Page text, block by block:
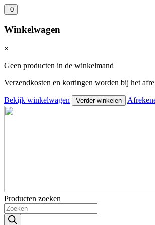
0
Winkelwagen
×
Geen producten in de winkelmand
Verzendkosten en kortingen worden bij het
Bekijk winkelwagen Verder winkelen
Producten zoeken